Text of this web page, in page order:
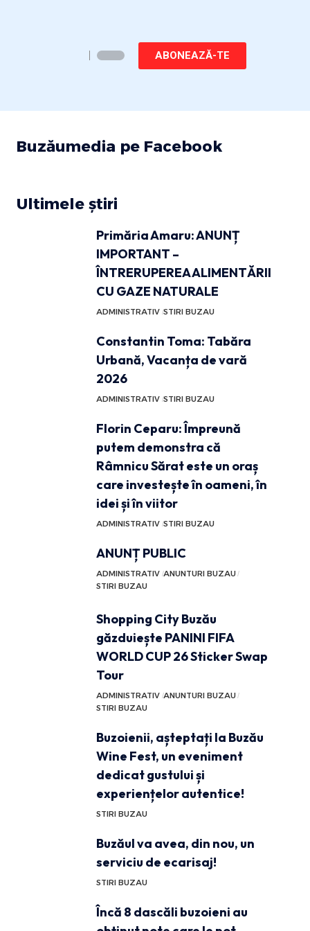
ABONEAZĂ-TE
Buzăumedia pe Facebook
Ultimele știri
Primăria Amaru: ANUNȚ
IMPORTANT –
ÎNTRERUPEREA ALIMENTĂRII
CU GAZE NATURALE
ADMINISTRATIV STIRI BUZAU
Constantin Toma: Tabăra
Urbană, Vacanța de vară
2026
ADMINISTRATIV STIRI BUZAU
Florin Ceparu: Împreună
putem demonstra că
Râmnicu Sărat este un oraș
care investește în oameni, în
idei și în viitor
ADMINISTRATIV STIRI BUZAU
ANUNȚ PUBLIC
ADMINISTRATIV ANUNTURI BUZAU
STIRI BUZAU
Shopping City Buzău
găzduiește PANINI FIFA
WORLD CUP 26 Sticker Swap
Tour
ADMINISTRATIV ANUNTURI BUZAU
STIRI BUZAU
Buzoienii, așteptați la Buzău
Wine Fest, un eveniment
dedicat gustului și
experiențelor autentice!
STIRI BUZAU
Buzăul va avea, din nou, un
serviciu de ecarisaj!
STIRI BUZAU
Încă 8 dascăli buzoieni au